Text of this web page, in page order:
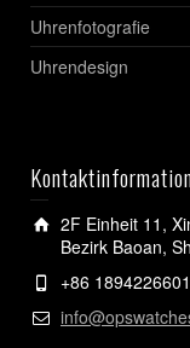
Uhrenfotografie
Uhrendesign
2F Einheit 11,
Bezirk Baoan,
+86